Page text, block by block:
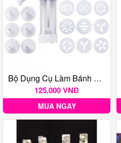
Bộ Dụng Cụ Làm Bánh Quy Cookies Press Nhựa
125.000 VNĐ
MUA NGAY